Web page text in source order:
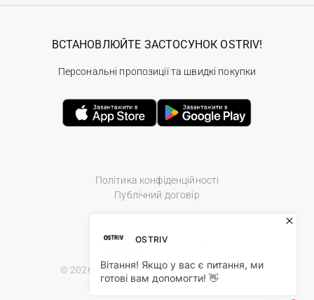
Політика конфіденційності
Публічний договір
© 2026 Ostriv.ua Store. All Rights Reserved.
ВСТАНОВЛЮЙТЕ ЗАСТОСУНОК OSTRIV!
Персональні пропозиції та швидкі покупки